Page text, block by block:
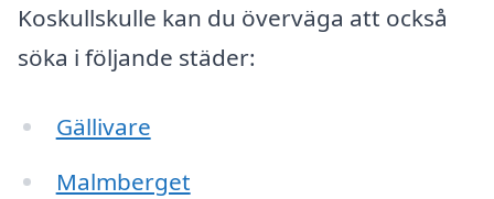
Koskullskulle kan du överväga att också
söka i följande städer:
Gällivare
Malmberget